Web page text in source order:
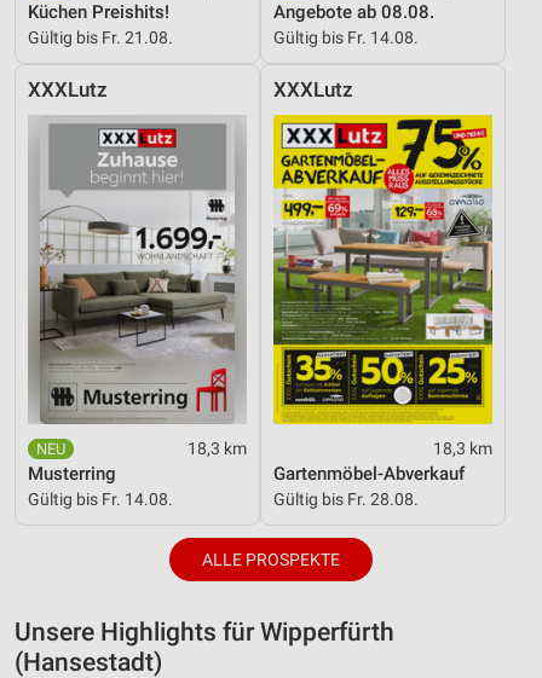
Küchen Preishits!
Gültig bis Fr. 21.08.
Angebote ab 08.08.
Gültig bis Fr. 14.08.
XXXLutz
18,3 km
Musterring
Gültig bis Fr. 14.08.
XXXLutz
18,3 km
Gartenmöbel-Abverkauf
Gültig bis Fr. 28.08.
ALLE PROSPEKTE
Unsere Highlights für Wipperfürth
(Hansestadt)